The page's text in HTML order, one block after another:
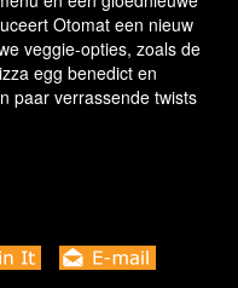
Otomat een nieuw
veggie-opties, zoals de
egg benedict en
paar verrassende twists